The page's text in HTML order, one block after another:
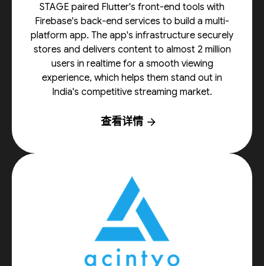
STAGE paired Flutter's front-end tools with
Firebase's back-end services to build a multi-
platform app. The app's infrastructure securely
stores and delivers content to almost 2 million
users in realtime for a smooth viewing
experience, which helps them stand out in
India's competitive streaming market.
查看详情 arrow_forward